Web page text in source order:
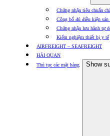
Chứng nhận tiêu chuẩn
Công bố đủ điều kiện
Chứng nhận lưu hành tự
Kiểm nghiệm thiết bị y tế
AIRFREIGHT – SEAFREIGHT
HẢI QUAN
Thủ tục các mặt hàng
Show